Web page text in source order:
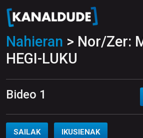
Nahieran > Nor/Zer:
HEGI-LUKU
Bideo 1
SAILAK IKUSIENAK